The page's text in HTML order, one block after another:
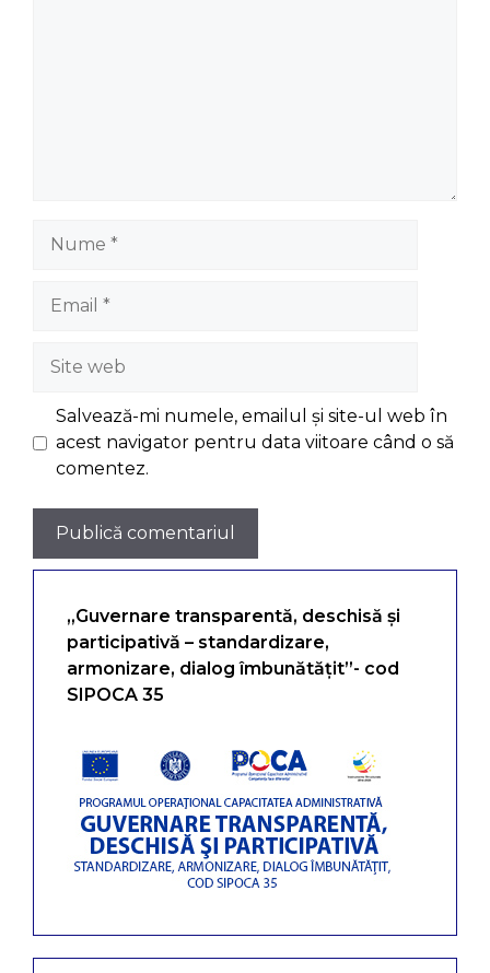
Site
web
Salvează-mi numele, emailul și site-ul web în
acest navigator pentru data viitoare când o să
comentez.
„Guvernare transparentă, deschisă și
participativă – standardizare,
armonizare, dialog îmbunătățit”- cod
SIPOCA 35